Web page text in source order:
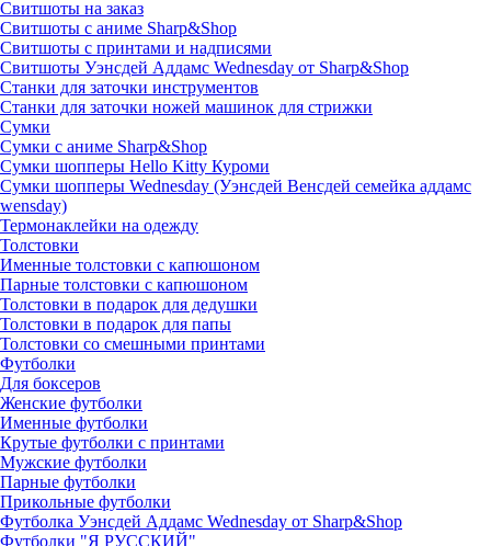
Свитшоты на заказ
Свитшоты с аниме Sharp&Shop
Свитшоты с принтами и надписями
Свитшоты Уэнсдей Аддамс Wednesday от Sharp&Shop
Станки для заточки инструментов
Станки для заточки ножей машинок для стрижки
Сумки
Сумки с аниме Sharp&Shop
Сумки шопперы Hello Kitty Куроми
Сумки шопперы Wednesday (Уэнсдей Венсдей семейка аддамс
wensday)
Термонаклейки на одежду
Толстовки
Именные толстовки с капюшоном
Парные толстовки с капюшоном
Толстовки в подарок для дедушки
Толстовки в подарок для папы
Толстовки со смешными принтами
Футболки
Для боксеров
Женские футболки
Именные футболки
Крутые футболки с принтами
Мужские футболки
Парные футболки
Прикольные футболки
Футболка Уэнсдей Аддамс Wednesday от Sharp&Shop
Футболки "Я РУССКИЙ"